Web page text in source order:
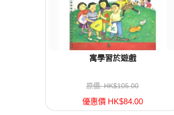
寓學習於遊戲
原價: HK$105.00
優惠價 HK$84.00